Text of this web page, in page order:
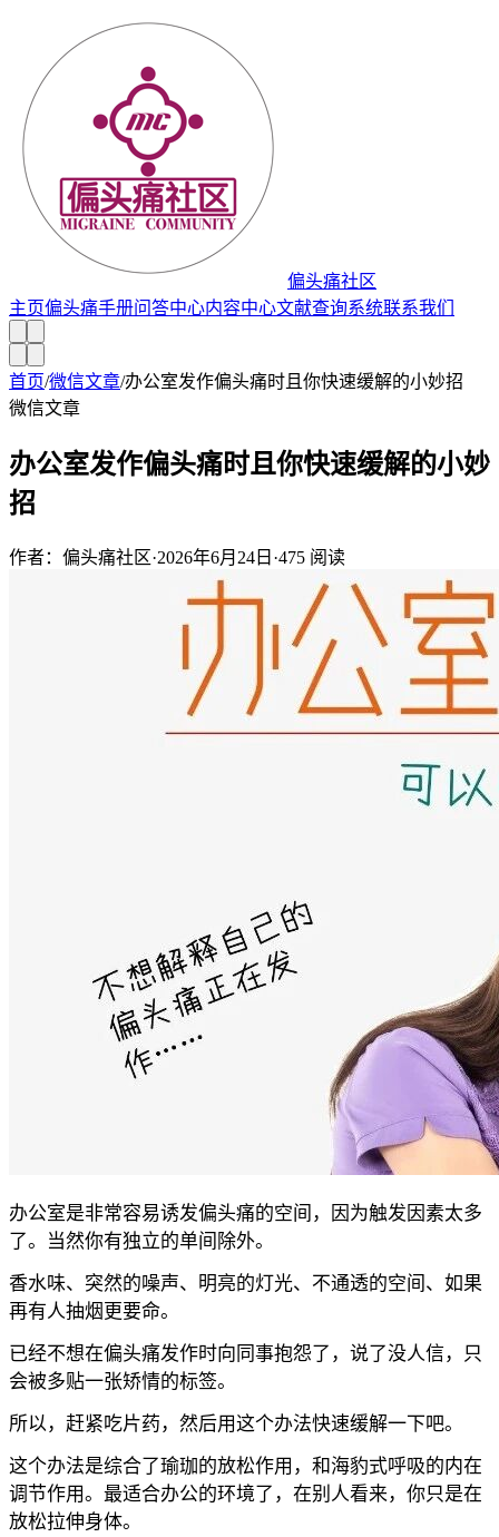
偏头痛社区
主页偏头痛手册问答中心内容中心文献查询系统联系我们
首页/微信文章/办公室发作偏头痛时且你快速缓解的小妙招
微信文章
办公室发作偏头痛时且你快速缓解的小妙
招
作者：偏头痛社区·2026年6月24日 ·475 阅读
办公室是非常容易诱发偏头痛的空间，因为触发因素太多
了。当然你有独立的单间除外。
香水味、突然的噪声、明亮的灯光、不通透的空间、如果
再有人抽烟更要命。
已经不想在偏头痛发作时向同事抱怨了，说了没人信，只
会被多贴一张矫情的标签。
所以，赶紧吃片药，然后用这个办法快速缓解一下吧。
这个办法是综合了瑜珈的放松作用，和海豹式呼吸的内在
调节作用。最适合办公的环境了，在别人看来，你只是在
放松拉伸身体。